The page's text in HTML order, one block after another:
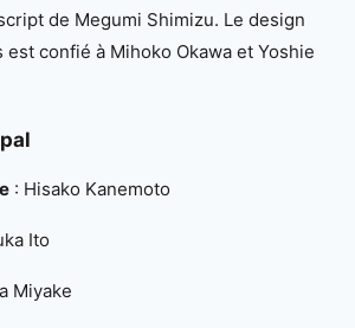
de Megumi Shimizu. Le design
confié à Mihoko Okawa et Yoshie
: Hisako Kanemoto
Ito
Miyake